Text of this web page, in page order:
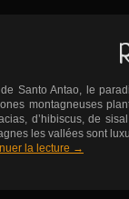
de Santo Antao, le
montagneuses
d’hibiscus, de
les vallées sont
la lecture →